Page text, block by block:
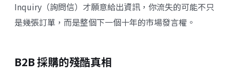
Inquiry（詢問信）才願意給出資訊，你流失的可能不只
是幾張訂單，而是整個下一個十年的市場發言權。
B2B 採購的殘酷真相